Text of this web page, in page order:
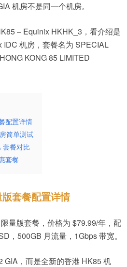
机房不是同一个机房。
– Equinix HKHK_3，看介绍是
机房，套餐名为 SPECIAL
KONG 85 LIMITED
配置详情
简单测试
套餐对比
套餐
套餐配置详情
量版套餐，价格为 $79.99/年，配
，500GB 月流量，1Gbps 带宽。
GIA，而是全新的香港 HK85 机